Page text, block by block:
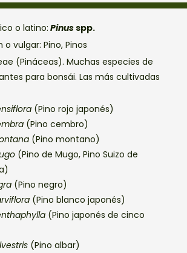
o latino: Pinusspp.
vulgar: Pino, Pinos
(Pináceas). Muchas especies de
para bonsái. Las más cultivadas
(Pino rojo japonés)
(Pino cembro)
(Pino montano)
(Pino de Mugo, Pino Suizo de
(Pino negro)
(Pino blanco japonés)
(Pino japonés de cinco
(Pino albar)